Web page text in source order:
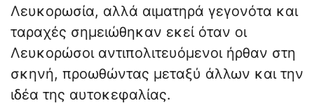
Λευκορωσία, αλλά αιματηρά γεγονότα και
ταραχές σημειώθηκαν εκεί όταν οι
Λευκορώσοι αντιπολιτευόμενοι ήρθαν στη
σκηνή, προωθώντας μεταξύ άλλων και την
ιδέα της αυτοκεφαλίας.